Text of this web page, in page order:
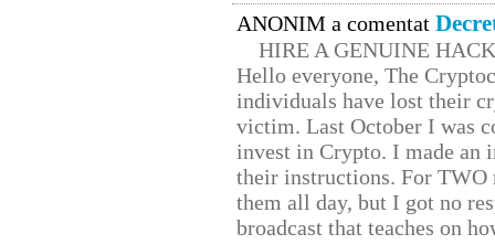
ANONIM a comentat
HIRE A GENUINE
Hello everyone, The
individuals have lost their
victim. Last October I was
invest in Crypto. I made
their instructions. For TWO
them all day, but I got no
broadcast that teaches on